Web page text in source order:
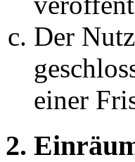
Der
einer
2.